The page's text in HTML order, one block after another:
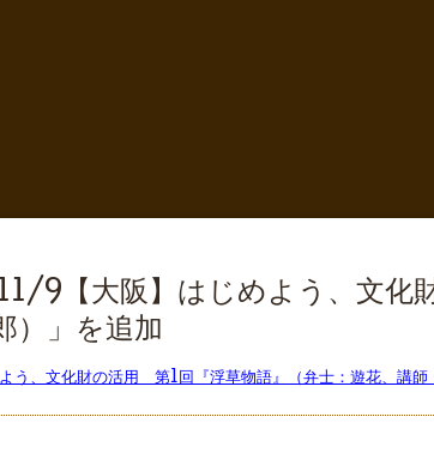
9【大阪】はじめよう、文化
）」を追加
う、文化財の活用 第1回『浮草物語』（弁士：遊花、講師